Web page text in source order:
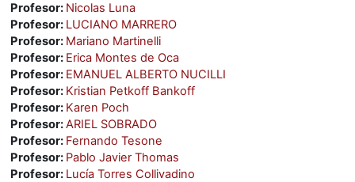
Profesor: Nicolas Luna
Profesor: LUCIANO MARRERO
Profesor: Mariano Martinelli
Profesor: Erica Montes de Oca
Profesor: EMANUEL ALBERTO NUCILLI
Profesor: Kristian Petkoff Bankoff
Profesor: Karen Poch
Profesor:ARIEL SOBRADO
Profesor: Fernando Tesone
Profesor: Pablo Javier Thomas
Profesor: Lucía Torres Collivadino